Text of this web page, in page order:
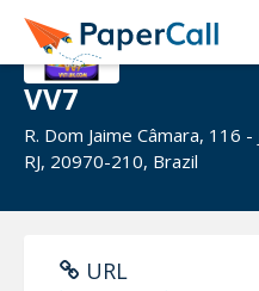
VV7
R. Dom Jaime Câmara, 116
RJ, 20970-210, Brazil
URL